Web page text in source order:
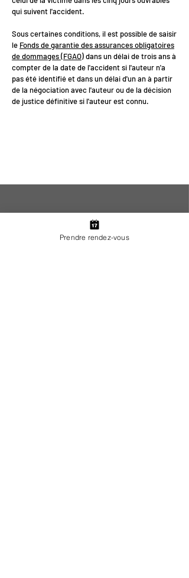
qui suivent l'accident.
Sous certaines conditions, il est possible de saisir
le Fonds de garantie des assurances obligatoires
de dommages (FGAO)dans un délai de trois ans à
compter de la date de l'accident si l'auteur n'a
pas été identifié et dans un délai d'un an à partir
de la négociation avec l'auteur ou de la décision
de justice définitive si l'auteur est connu.
Prendre rendez-vous